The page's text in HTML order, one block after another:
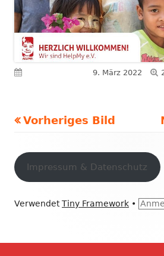
9. März 2022
Vorheriges Bild
Inhalt
Impressum & Datenschutz
VerwendetTiny Framework •